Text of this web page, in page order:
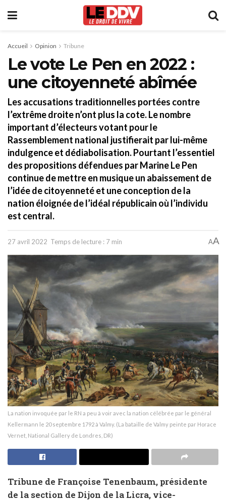
Accueil Opinion Tribune
Le vote Le Pen en 2022 :
une citoyenneté abîmée
Les accusations traditionnelles portées contre
l’extrême droite n’ont plus la cote. Le nombre
important d’électeurs votant pour le
Rassemblement national justifierait par lui-même
indulgence et dédiabolisation. Pourtant l’essentiel
des propositions défendues par Marine Le Pen
continue de mettre en musique un abaissement de
l’idée de citoyenneté et une conception de la
nation éloignée de l’idéal républicain où l’individu
est central.
27 avril 2022 Temps de lecture : 7 min AA
La nation invoquée par le RN a peu à voir avec la nation célébrée par le général
Kellermann le 20 septembre 1792 à Valmy. (La bataille de Valmy peinte par Horace
Vernet, National Gallery de Londres, DR)
Tribune de Françoise Tenenbaum, présidente
de la section de Dijon de la Licra, vice-